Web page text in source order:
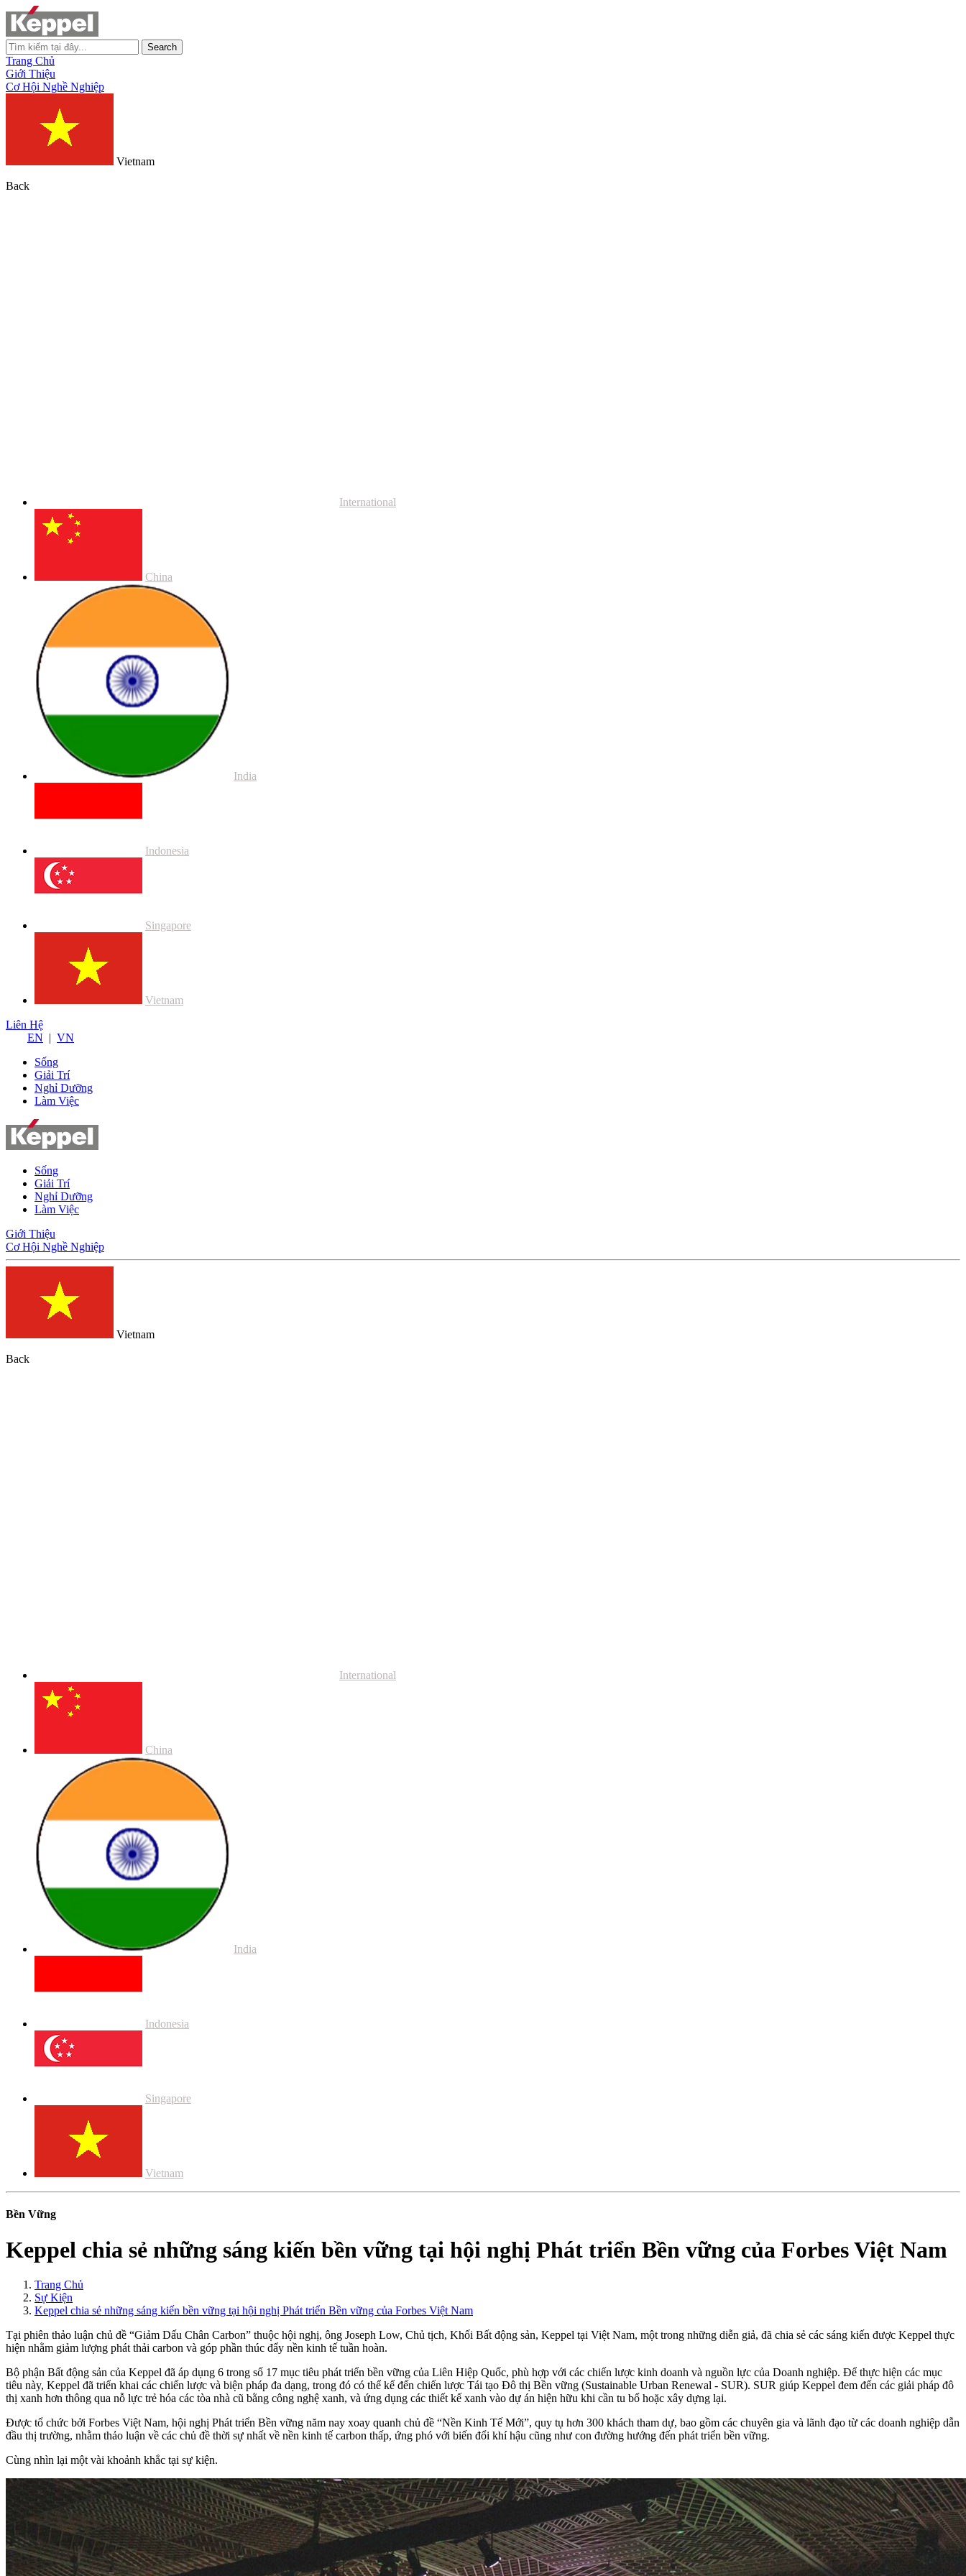
Search
Trang Chủ
Giới Thiệu
Cơ Hội Nghề Nghiệp
Vietnam
Back
International
China
India
Indonesia
Singapore
Vietnam
Liên Hệ
EN | VN
Sống
Giải Trí
Nghỉ Dưỡng
Làm Việc
Sống
Giải Trí
Nghỉ Dưỡng
Làm Việc
Giới Thiệu
Cơ Hội Nghề Nghiệp
Vietnam
Back
International
China
India
Indonesia
Singapore
Vietnam
Bền Vững
Keppel chia sẻ những sáng kiến bền vững tại hội nghị Phát triển Bền vững của Forbes Việt Nam
Trang Chủ
Sự Kiện
Keppel chia sẻ những sáng kiến bền vững tại hội nghị Phát triển Bền vững của Forbes Việt Nam
Tại phiên thảo luận chủ đề “Giảm Dấu Chân Carbon” thuộc hội nghị, ông Joseph Low, Chủ tịch, Khối Bất động sản, Keppel tại Việt Nam, một trong những diễn giả, đã chia sẻ các sáng kiến được Keppel thực
hiện nhằm giảm lượng phát thải carbon và góp phần thúc đẩy nền kinh tế tuần hoàn.
Bộ phận Bất động sản của Keppel đã áp dụng 6 trong số 17 mục tiêu phát triển bền vững của Liên Hiệp Quốc, phù hợp với các chiến lược kinh doanh và nguồn lực của Doanh nghiệp. Để thực hiện các mục
tiêu này, Keppel đã triển khai các chiến lược và biện pháp đa dạng, trong đó có thể kể đến chiến lược Tái tạo Đô thị Bền vững (Sustainable Urban Renewal - SUR). SUR giúp Keppel đem đến các giải pháp đô
thị xanh hơn thông qua nỗ lực trẻ hóa các tòa nhà cũ bằng công nghệ xanh, và ứng dụng các thiết kế xanh vào dự án hiện hữu khi cần tu bổ hoặc xây dựng lại.
Được tổ chức bởi Forbes Việt Nam, hội nghị Phát triển Bền vững năm nay xoay quanh chủ đề “Nền Kinh Tế Mới”, quy tụ hơn 300 khách tham dự, bao gồm các chuyên gia và lãnh đạo từ các doanh nghiệp dẫn
đầu thị trường, nhằm thảo luận về các chủ đề thời sự nhất về nền kinh tế carbon thấp, ứng phó với biến đổi khí hậu cũng như con đường hướng đến phát triển bền vững.
Cùng nhìn lại một vài khoảnh khắc tại sự kiện.